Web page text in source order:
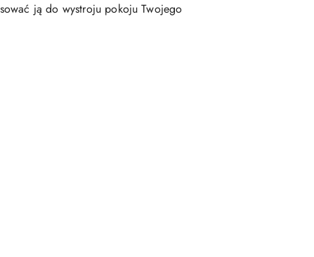
ją do wystroju pokoju Twojego